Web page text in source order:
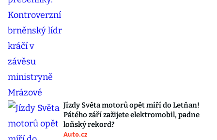
Jízdy Světa motorů opět míří do Letňan!
Pátého září zažijete elektromobil, padne
loňský rekord?
Auto.cz